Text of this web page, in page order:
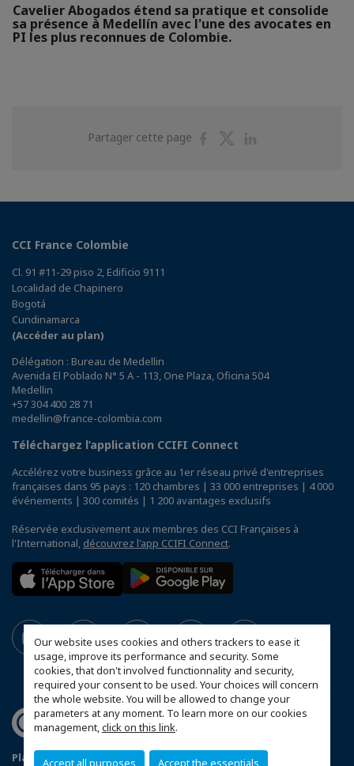
Our website uses cookies and others trackers to ease it
usage, improve its performance and security. Some
cookies, that don't involved functionnality and security,
required your consent to be used. Your choices will concern
the whole website. You will be allowed to change your
parameters at any moment. To learn more on our cookies
management,click on this link.
Accept all purposes Accept the essentials
Cavelier Abogados étend sa pratique et consolide
sa présence à Medellín avec l'une des avocates en
PI les plus reconnues de Colombie.
Partager cette page
PartagerPartager
CCI France Colombie
Cl. 91 #11-29 piso 2, Edificio 9111
Localidad de Chapinero
Bogotá
Cundinamarca
(Accéder au plan)
Délégation : Bureau de Medellin
Avenida El Poblado N° 5 A - 113, One Plaza, Oficina 504
Medellin
+57 304 400 28 71
medellin@france-colombia.com
Téléchargez l’application CCIFI Connect
Accélérez votre business grâce au 1er réseau privé d'entreprises
françaises dans 95 pays : 120 chambres | 33 000 entreprises | 4 000
événements | 300 comités | 1 200 avantages exclusifs
Réservée exclusivement aux membres des CCI Françaises à
l'International, découvrez l'app CCIFI Connect.
Plan du site Mentions légales